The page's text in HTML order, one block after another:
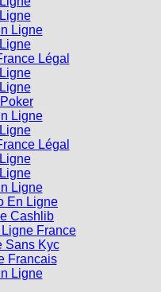
Ligne
Légal
Ligne
Légal
Ligne
En Ligne
Cashlib
France
Sans Kyc
Francais
Ligne